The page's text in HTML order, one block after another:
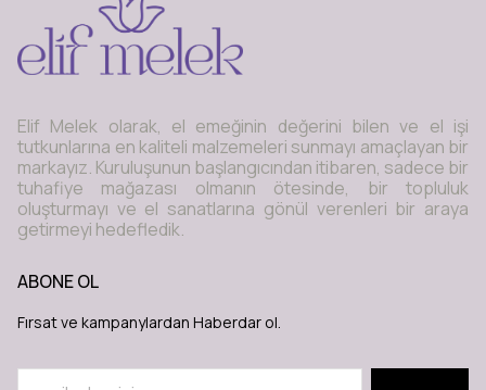
Elif Melek olarak, el emeğinin değerini bilen ve el işi
tutkunlarına en kaliteli malzemeleri sunmayı amaçlayan bir
markayız. Kuruluşunun başlangıcından itibaren, sadece bir
tuhafiye mağazası olmanın ötesinde, bir topluluk
oluşturmayı ve el sanatlarına gönül verenleri bir araya
getirmeyi hedefledik.
ABONE OL
Fırsat ve kampanylardan Haberdar ol.